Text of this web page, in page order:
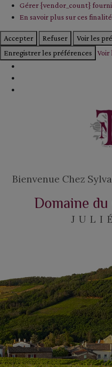
Gérer {vendor_count}
En savoir plus sur ces
Accepter Refuser
Voir les
Enregistrer les préférences
Voir
Bienvenue Chez
Domaine